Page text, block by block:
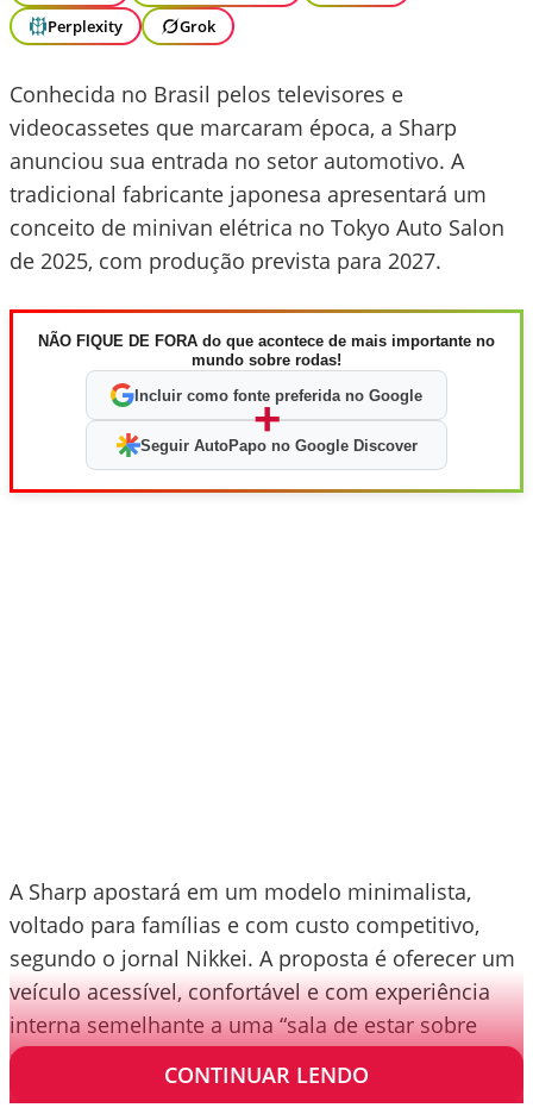
Perplexity
Grok
Conhecida no Brasil pelos televisores e
videocassetes que marcaram época, a Sharp
anunciou sua entrada no setor automotivo. A
tradicional fabricante japonesa apresentará um
conceito de minivan elétrica no Tokyo Auto Salon
de 2025, com produção prevista para 2027.
NÃO FIQUE DE FORA do que acontece de mais importante no
mundo sobre rodas!
Incluir como fonte preferida no Google
+
Seguir AutoPapo no Google Discover
A Sharp apostará em um modelo minimalista,
voltado para famílias e com custo competitivo,
segundo o jornal Nikkei. A proposta é oferecer um
veículo acessível, confortável e com experiência
interna semelhante a uma “sala de estar sobre
rodas”.
CONTINUAR LENDO